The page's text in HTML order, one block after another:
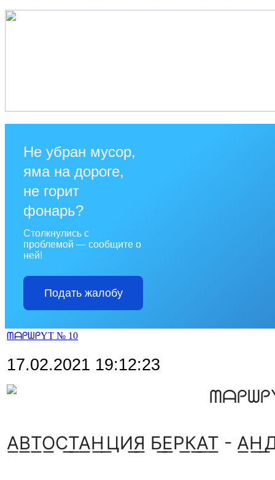
Не убран мусор,
яма на дороге,
не горит
фонарь?
Столкнулись с
проблемой — сообщите о
ней!
Подать жалобу
ᗰᗩᑭᗯᑭYT № 10
17.02.2021 19:12:23
А͟В͟Т͟О͟С͟Т͟А͟Н͟ ͟ЦИ͟Я͟ Б͟Е͟Р͟К͟А͟Т͟ -